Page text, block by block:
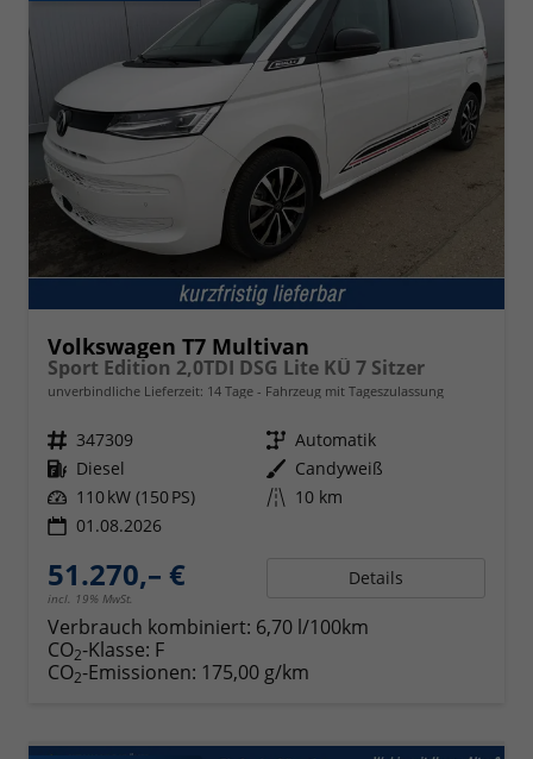
Volkswagen T7 Multivan
Sport Edition 2,0TDI DSG Lite KÜ 7 Sitzer
unverbindliche Lieferzeit: 14 Tage Fahrzeug mit Tageszulassung
Fahrzeugnr. 347309 Getriebe Automatik
Kraftstoff Diesel Außenfarbe Candyweiß
Leistung 110 kW (150 PS) Kilometerstand 10 km
01.08.2026
51.270,– €
incl. 19% MwSt.
Details
Verbrauch kombiniert: 6,70 l/100km
CO2-Klasse: F
CO2-Emissionen: 175,00 g/km